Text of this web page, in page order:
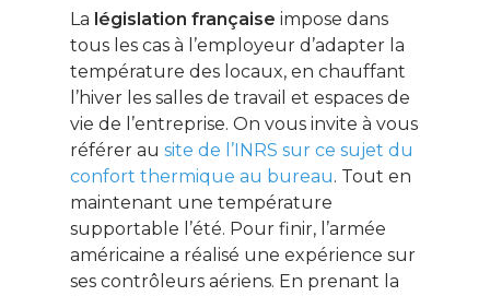
La législation française impose dans
tous les cas à l’employeur d’adapter la
température des locaux, en chauffant
l’hiver les salles de travail et espaces de
vie de l’entreprise. On vous invite à vous
référer au site de l’INRS sur ce sujet du
confort thermique au bureau. Tout en
maintenant une température
supportable l’été. Pour finir, l’armée
américaine a réalisé une expérience sur
ses contrôleurs aériens. En prenant la